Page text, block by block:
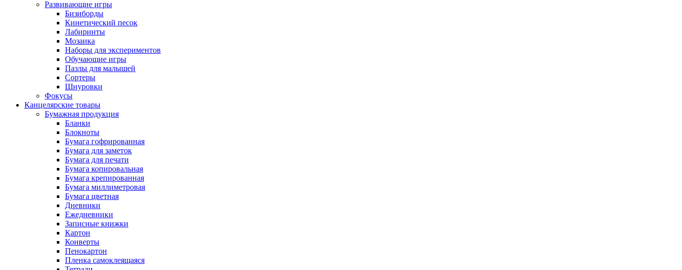
Развивающие игры
Бизиборды
Кинетический песок
Лабиринты
Мозаика
Наборы для экспериментов
Обучающие игры
Пазлы для малышей
Сортеры
Шнуровки
Фокусы
Канцелярские товары
Бумажная продукция
Бланки
Блокноты
Бумага гофрированная
Бумага для заметок
Бумага для печати
Бумага копировальная
Бумага крепированная
Бумага миллиметровая
Бумага цветная
Дневники
Ежедневники
Записные книжки
Картон
Конверты
Пенокартон
Пленка самоклеящаяся